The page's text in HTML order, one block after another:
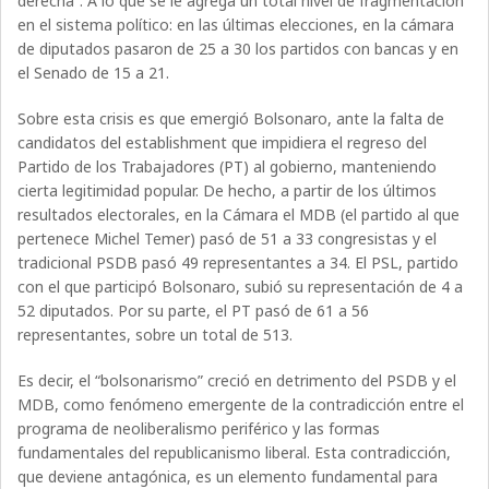
en el sistema político: en las últimas elecciones, en la cámara
de diputados pasaron de 25 a 30 los partidos con bancas y en
el Senado de 15 a 21.
Sobre esta crisis es que emergió Bolsonaro, ante la falta de
candidatos del establishment que impidiera el regreso del
Partido de los Trabajadores (PT) al gobierno, manteniendo
cierta legitimidad popular. De hecho, a partir de los últimos
resultados electorales, en la Cámara el MDB (el partido al que
pertenece Michel Temer) pasó de 51 a 33 congresistas y el
tradicional PSDB pasó 49 representantes a 34. El PSL, partido
con el que participó Bolsonaro, subió su representación de 4 a
52 diputados. Por su parte, el PT pasó de 61 a 56
representantes, sobre un total de 513.
Es decir, el “bolsonarismo” creció en detrimento del PSDB y el
MDB, como fenómeno emergente de la contradicción entre el
programa de neoliberalismo periférico y las formas
fundamentales del republicanismo liberal. Esta contradicción,
que deviene antagónica, es un elemento fundamental para